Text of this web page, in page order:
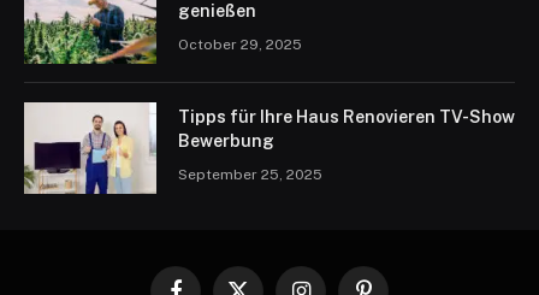
genießen
October 29, 2025
Tipps für Ihre Haus Renovieren TV-Show
Bewerbung
September 25, 2025